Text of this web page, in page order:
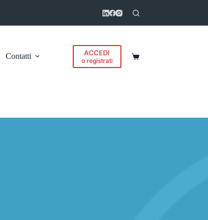
Contatti ACCEDI
o registrati Carrello